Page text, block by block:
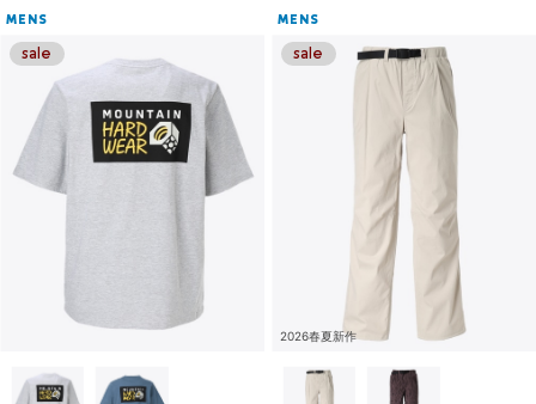
MENS MENS
2026春夏新作